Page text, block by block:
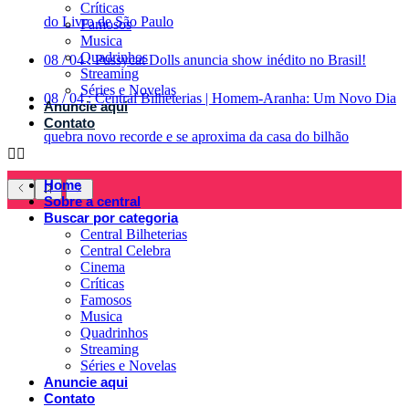
do Livro de São Paulo
08 / 04 : Pussycat Dolls anuncia show inédito no Brasil!
08 / 04 : Central Bilheterias | Homem-Aranha: Um Novo Dia
quebra novo recorde e se aproxima da casa do bilhão
Críticas
Famosos
Musica
Quadrinhos
Streaming
Séries e Novelas
Anuncie aqui
Contato
Home
Sobre a central
Buscar por categoria
Central Bilheterias
Central Celebra
Cinema
Críticas
Famosos
Musica
Quadrinhos
Streaming
Séries e Novelas
Anuncie aqui
Contato